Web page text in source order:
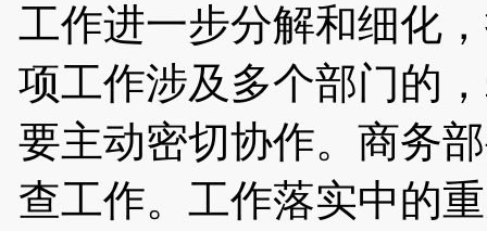
工作进一步分解和细化
项工作涉及多个部门的
要主动密切协作。商务
查工作。工作落实中的